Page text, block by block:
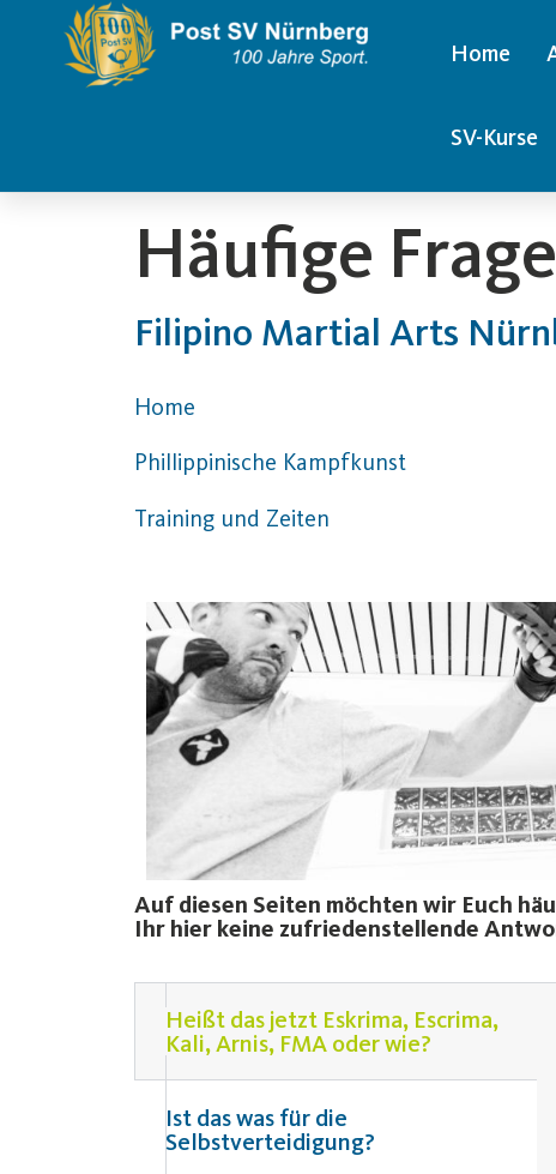
Home
SV-Kurse
Häufige
Filipino Martial Arts
Home
Phillippinische Kampfkunst
Training und Zeiten
Auf diesen Seiten möchten wir Euch
Ihr hier keine zufriedenstellende
Heißt das jetzt Eskrima, Escrima,
Kali, Arnis, FMA oder wie?
Ist das was für die
Selbstverteidigung?